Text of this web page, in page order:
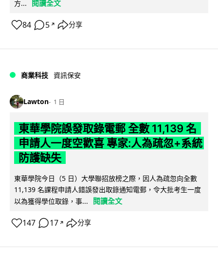
方...
閱讀全文
84 5 ↗ 分享
商業科技 資訊保安
Lawton 1 日
東華學院誤發取錄電郵 全數 11,139 名
申請人一度空歡喜 專家:人為疏忽+系統
防護缺失
東華學院今日（5 日）大學聯招放榜之際，因人為疏忽向全數
11,139 名課程申請人錯誤發出取錄通知電郵，令大批考生一度
以為獲得學位取錄，事...
閱讀全文
147 17 ↗ 分享